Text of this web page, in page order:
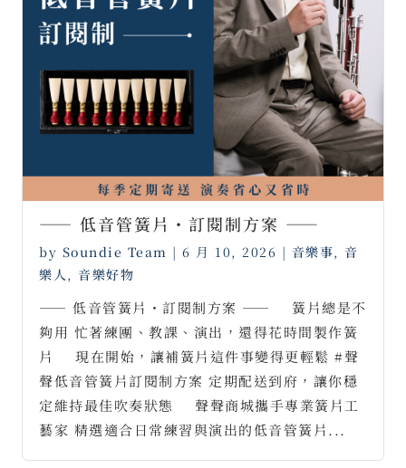
—— 低音管簧片・訂閱制方案 ——
by Soundie Team | 6 月 10, 2026 | 音樂事, 音
樂人, 音樂好物
—— 低音管簧片・訂閱制方案 —— ⠀ 簧片總是不
夠用 忙著練團、教課、演出，還得花時間製作簧
片 ⠀ 現在開始，讓補簧片這件事變得更輕鬆 #聲
聲低音管簧片訂閱制方案 定期配送到府，讓你穩
定維持最佳吹奏狀態 ⠀ 聲聲商城攜手專業簧片工
藝家 精選適合日常練習與演出的低音管簧片...